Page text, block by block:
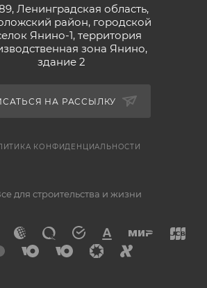
Ленинградская область,
район, городской
Янино-1, территория
зона Янино,
здание 2
НА РАССЫЛКУ
КОНФИДЕНЦИАЛЬНОСТИ
для строительства и жизни